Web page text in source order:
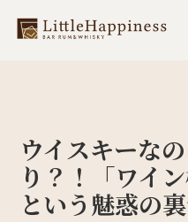
ウイスキーな
り？！「ワイ
という魅惑の